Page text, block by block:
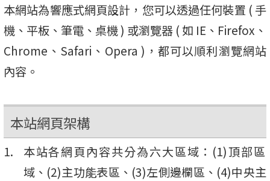
本網站為響應式網頁設計，您可以透過任何裝置 ( 手
機、平板、筆電、桌機 ) 或瀏覽器 ( 如 IE、Firefox、
Chrome、Safari、Opera )，都可以順利瀏覽網站
內容。
本站網頁架構
本站各網頁內容共分為六大區域：(1)頂部區
域、(2)主功能表區、(3)左側邊欄區、(4)中央主